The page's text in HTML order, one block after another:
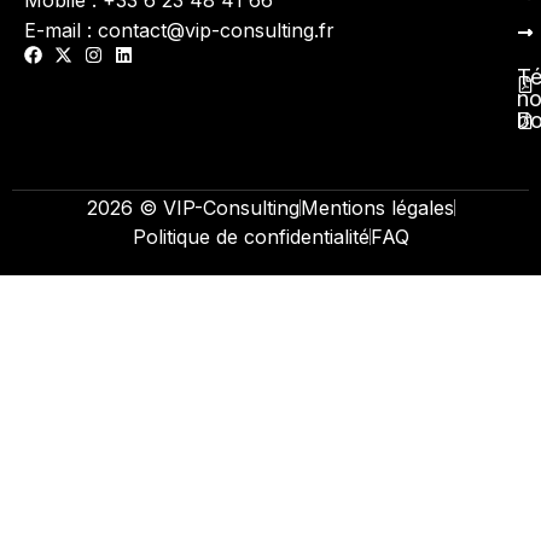
E-mail : contact@vip-consulting.fr
2026 © VIP-ConsultingMentions légales
Politique de confidentialitéFAQ